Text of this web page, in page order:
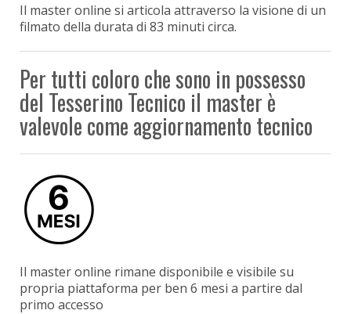
Il master online si articola attraverso la visione di un
filmato della durata di 83 minuti circa.
Per tutti coloro che sono in possesso
del Tesserino Tecnico il master è
valevole come aggiornamento tecnico
Il master online rimane disponibile e visibile su
propria piattaforma per ben 6 mesi a partire dal
primo accesso